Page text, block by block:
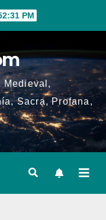
PM
Medieval,
Sacra, Profana,